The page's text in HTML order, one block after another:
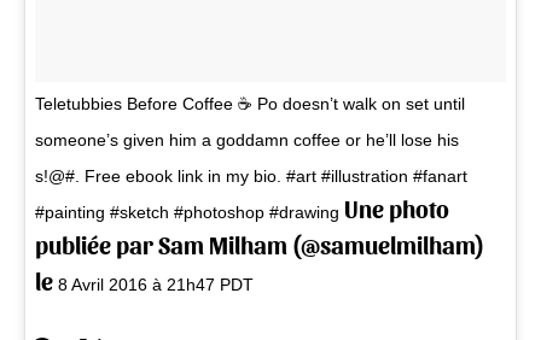
Teletubbies Before Coffee ☕ Po doesn’t walk on set until
someone’s given him a goddamn coffee or he’ll lose his
s!@#. Free ebook link in my bio. #art #illustration #fanart
#painting #sketch #photoshop #drawing Une photo
publiée par Sam Milham (@samuelmilham)
le 8 Avril 2016 à 21h47 PDT